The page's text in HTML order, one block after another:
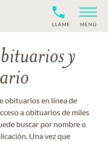
LLAME MENÚ
y
obituarios en línea de
a obituarios de miles
buscar por nombre o
Una vez que